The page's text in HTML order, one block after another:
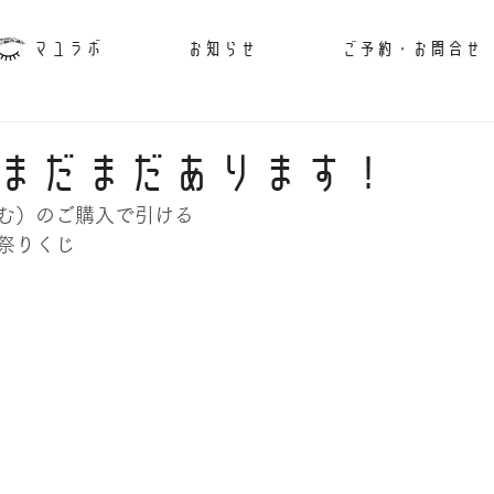
マユラボ お知らせ ご予約・お問合せ
だまだあります！
）のご購入で引ける
りくじ